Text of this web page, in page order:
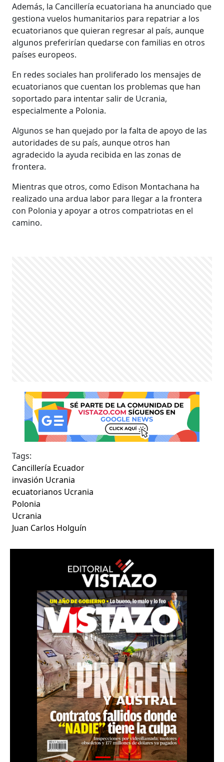
Además, la Cancillería ecuatoriana ha anunciado que
gestiona vuelos humanitarios para repatriar a los
ecuatorianos que quieran regresar al país, aunque
algunos preferirían quedarse con familias en otros
países europeos.
En redes sociales han proliferado los mensajes de
ecuatorianos que cuentan los problemas que han
soportado para intentar salir de Ucrania,
especialmente a Polonia.
Algunos se han quejado por la falta de apoyo de las
autoridades de su país, aunque otros han
agradecido la ayuda recibida en las zonas de
frontera.
Mientras que otros, como Edison Montachana ha
realizado una ardua labor para llegar a la frontera
con Polonia y apoyar a otros compatriotas en el
camino.
Tags:
Cancillería Ecuador
invasión Ucrania
ecuatorianos Ucrania
Polonia
Ucrania
Juan Carlos Holguín